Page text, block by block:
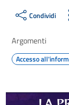
Condividi
Argomenti
Accesso